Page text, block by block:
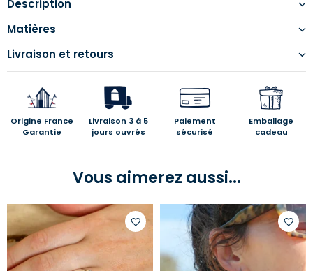
Description
Matières
Livraison et retours
Origine France
Garantie
Livraison 3 à 5
jours ouvrés
Paiement
sécurisé
Emballage
cadeau
Vous aimerez aussi...
Ajouter
à